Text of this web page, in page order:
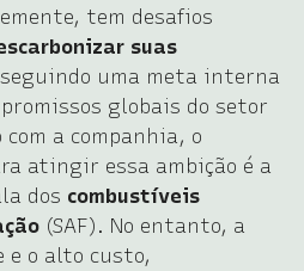
tem desafios
suas
uma meta interna
globais do setor
com a companhia, o
atingir essa ambição é a
dos combustíveis
(SAF). No entanto, a
e o alto custo,